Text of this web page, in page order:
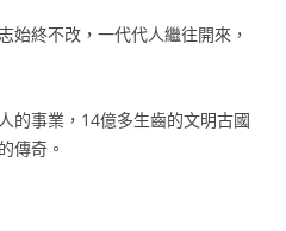
始終不改，一代代人繼往開來，
的事業，14億多生齒的文明古國
傳奇。